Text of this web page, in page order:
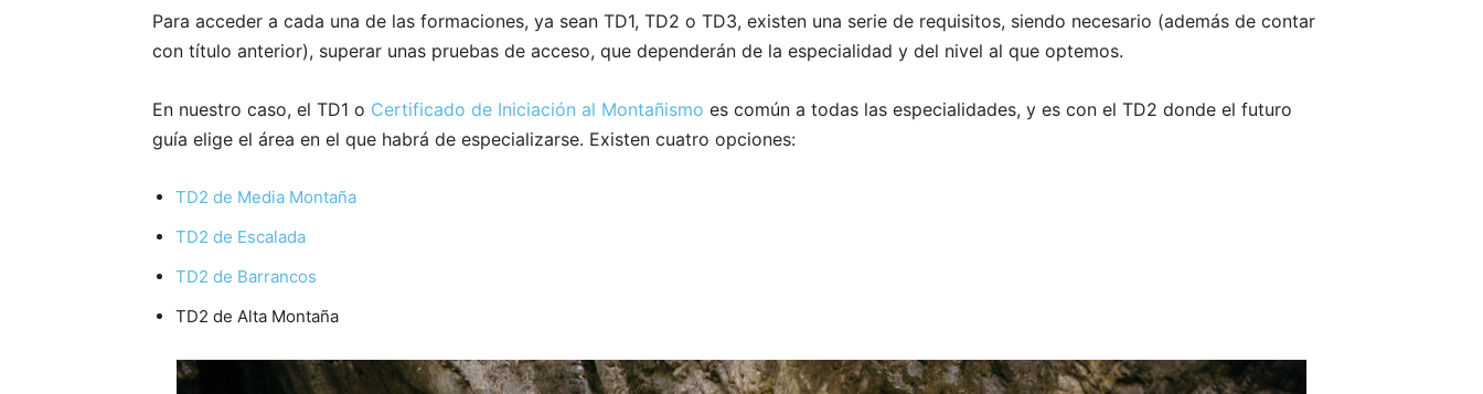
Para acceder a cada una de las formaciones, ya sean TD1, TD2 o TD3, existen una serie de requisitos, siendo necesario (además de contar
con título anterior), superar unas pruebas de acceso, que dependerán de la especialidad y del nivel al que optemos.
En nuestro caso, el TD1 o Certificado de Iniciación al Montañismo es común a todas las especialidades, y es con el TD2 donde el futuro
guía elige el área en el que habrá de especializarse. Existen cuatro opciones:
TD2 de Media Montaña
TD2 de Escalada
TD2 de Barrancos
TD2 de Alta Montaña